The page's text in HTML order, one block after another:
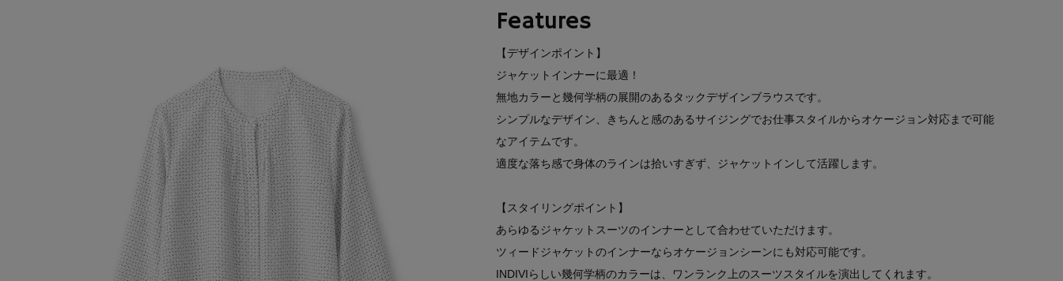
Features
【デザインポイント】
ジャケットインナーに最適！
無地カラーと幾何学柄の展開のあるタックデザインブラウスです。
シンプルなデザイン、きちんと感のあるサイジングでお仕事スタイルからオケージョン対応まで可能
なアイテムです。
適度な落ち感で身体のラインは拾いすぎず、ジャケットインして活躍します。
【スタイリングポイント】
あらゆるジャケットスーツのインナーとして合わせていただけます。
ツィードジャケットのインナーならオケージョンシーンにも対応可能です。
INDIVIらしい幾何学柄のカラーは、ワンランク上のスーツスタイルを演出してくれます。